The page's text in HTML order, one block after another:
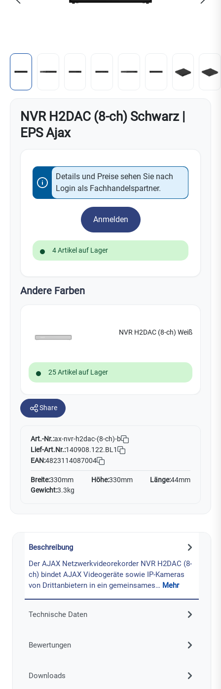
NVR H2DAC (8-ch) Schwarz |
EPS Ajax
Details und Preise sehen Sie nach
Login als Fachhandelspartner.
Anmelden
4 Artikel auf Lager
Andere Farben
NVR H2DAC (8-ch) Weiß
25 Artikel auf Lager
Share
Art.-Nr.:ax-nvr-h2dac-(8-ch)-b
Lief-Art.Nr.:140908.122.BL1
EAN:4823114087004
Breite:330mm Höhe:330mm Länge:44mm
Gewicht:3.3kg
Beschreibung
Der AJAX Netzwerkvideorekorder NVR H2DAC (8-
ch) bindet AJAX Videogeräte sowie IP-Kameras
von Drittanbietern in ein gemeinsames… Mehr
Technische Daten
Bewertungen
Downloads